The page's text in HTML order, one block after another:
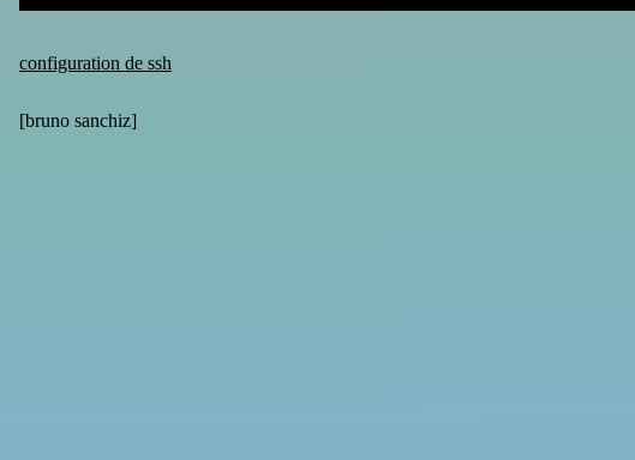
configuration de ssh
[bruno sanchiz]